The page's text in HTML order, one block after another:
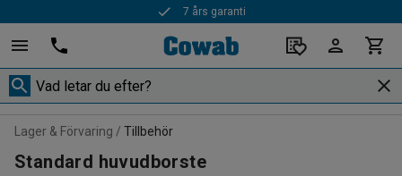
7 års garanti
Lager & Förvaring Tillbehör
Standard huvudborste